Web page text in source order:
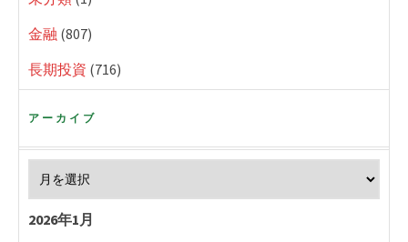
金融 (807)
長期投資 (716)
アーカイブ
2026年1月